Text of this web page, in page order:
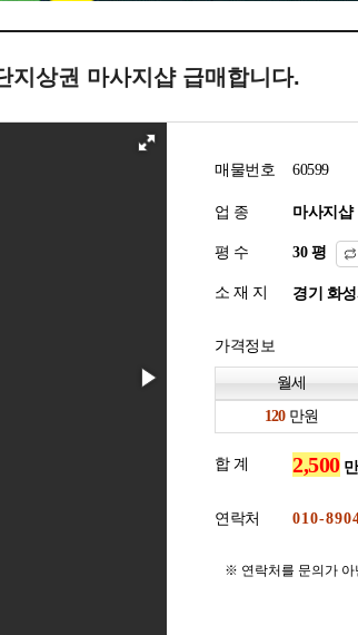
지상권 마사지샵 급매합니다.
매물번호 60599
업 종 마사지샵
평 수 평
소 재 지 경기 화
가격정보
월세
만원
합 계
연락처
※ 연락처를 문의가 아